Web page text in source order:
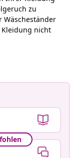
zu
nicht